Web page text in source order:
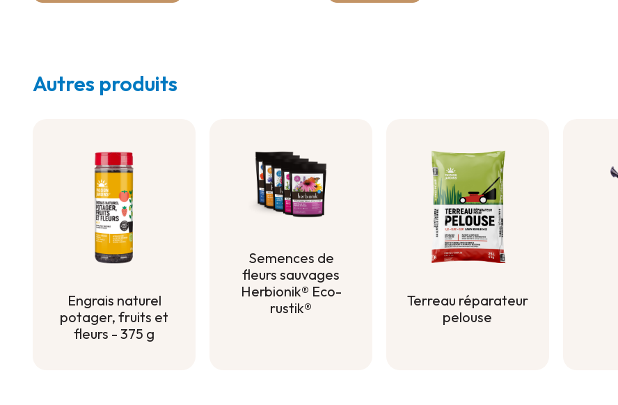
Autres produits
Engrais naturel
potager, fruits et
fleurs - 375 g
Semences de
fleurs sauvages
Herbionik® Eco-
rustik®
Terreau réparateur
pelouse